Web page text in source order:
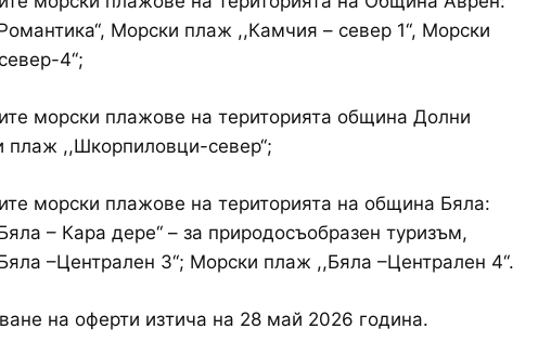
Морски плаж ,,Камчия – север 1‘‘, Морски
4‘‘;
морски плажове на територията община Долни
,,Шкорпиловци-север‘‘;
морски плажове на територията на община Бяла:
– Кара дере‘‘ – за природосъобразен туризъм,
–Централен 3‘‘; Морски плаж ,,Бяла –Централен 4‘‘.
на оферти изтича на 28 май 2026 година.